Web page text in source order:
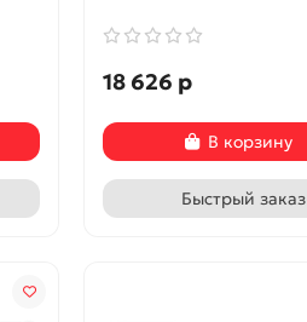
18 626 р
В корзину
Быстрый заказ